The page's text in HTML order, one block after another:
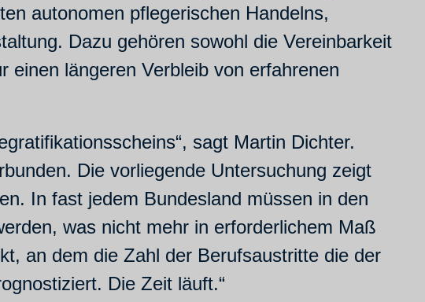
autonomen pflegerischen Handelns,
Dazu gehören sowohl die Vereinbarkeit
einen längeren Verbleib von erfahrenen
sagt Martin Dichter.
Die vorliegende Untersuchung zeigt
In fast jedem Bundesland müssen in den
was nicht mehr in erforderlichem Maß
an dem die Zahl der Berufsaustritte die der
Die Zeit läuft.“